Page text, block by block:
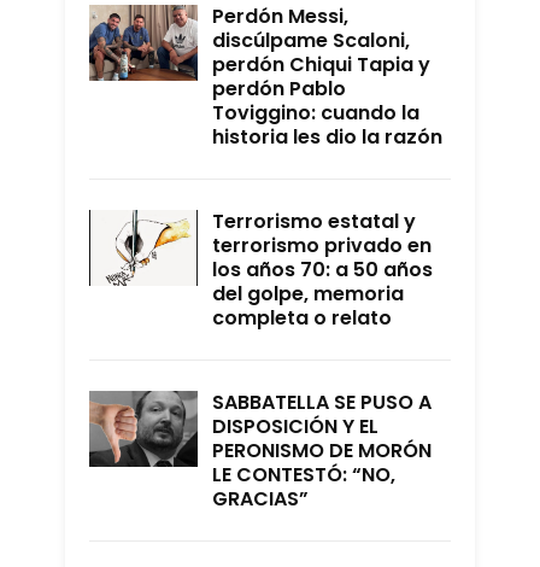
Perdón Messi,
discúlpame Scaloni,
perdón Chiqui Tapia y
perdón Pablo
Toviggino: cuando la
historia les dio la razón
Terrorismo estatal y
terrorismo privado en
los años 70: a 50 años
del golpe, memoria
completa o relato
SABBATELLA SE PUSO A
DISPOSICIÓN Y EL
PERONISMO DE MORÓN
LE CONTESTÓ: “NO,
GRACIAS”